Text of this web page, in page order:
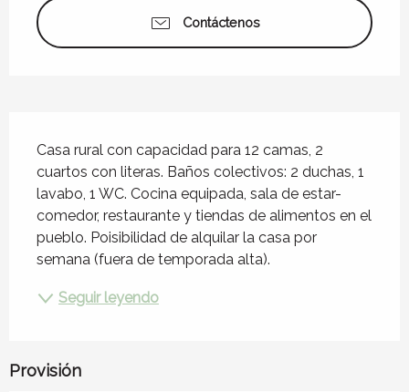
Contáctenos
Casa rural con capacidad para 12 camas, 2
cuartos con literas. Baños colectivos: 2 duchas, 1
lavabo, 1 WC. Cocina equipada, sala de estar-
comedor, restaurante y tiendas de alimentos en el
pueblo. Poisibilidad de alquilar la casa por
semana (fuera de temporada alta).
Seguir leyendo
Provisión